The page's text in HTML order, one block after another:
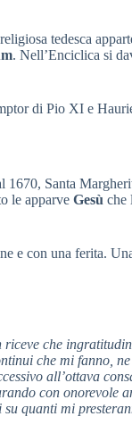
tedesca
. Nell’Enciclica si
di Pio XI e
1670, Santa
le apparve Gesù che
e con una ferita.
che
che mi fanno,
all’ottava
con onorevole
quanti mi